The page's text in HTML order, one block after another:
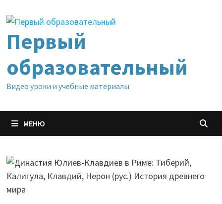
содержимому
Первый
образовательный
Видео уроки и учебные материалы
МЕНЮ